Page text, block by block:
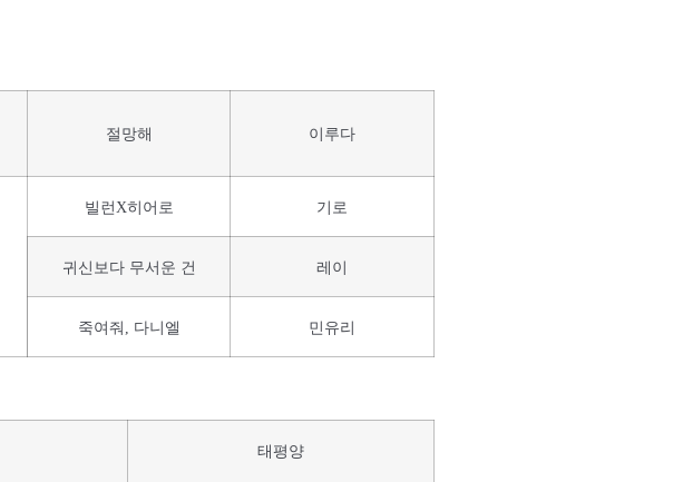
절망해 이루다
빌런X히어로 기로
귀신보다 무서운 건 레이
죽여줘, 다니엘 민유리
태평양